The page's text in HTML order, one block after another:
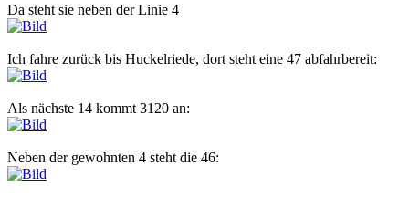
Da steht sie neben der Linie 4
Ich fahre zurück bis Huckelriede, dort steht eine 47 abfahrbereit:
Als nächste 14 kommt 3120 an:
Neben der gewohnten 4 steht die 46: